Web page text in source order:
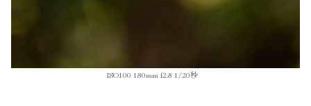
ISO100 180mm f2.8 1/20秒